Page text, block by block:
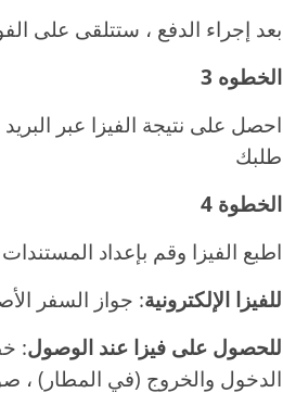
بعد إجراء الدفع ، ستتلقى على
الخطوه 3
احصل على نتيجة الفيزا عبر
طلبك
الخطوة 4
اطبع الفيزا وقم بإعداد
للفيزا الإلكترونية: جواز السفر
للحصول على فيزا عند الوصول:
الدخول والخروج (في المطار) ،